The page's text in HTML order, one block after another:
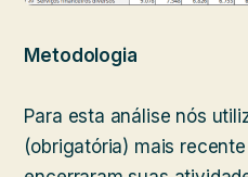
Metodologia
Para esta análise nós
(obrigatória) mais